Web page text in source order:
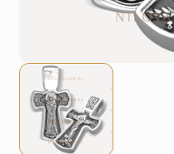
Чётки
Другое